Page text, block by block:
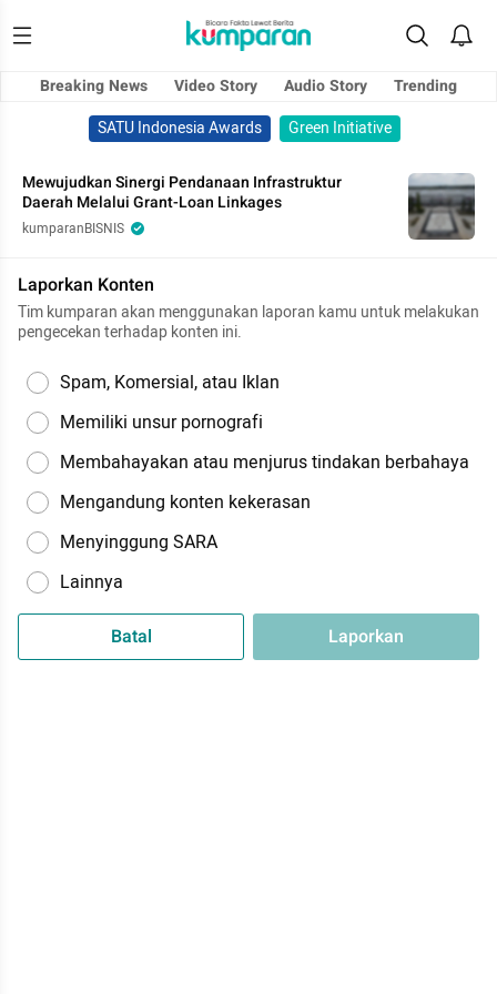
Breaking News Video Story Audio Story
Trending
SATU Indonesia Awards
Green Initiative
Mewujudkan Sinergi Pendanaan Infrastruktur
Daerah Melalui Grant-Loan Linkages
kumparanBISNIS
Laporkan Konten
Tim kumparan akan menggunakan laporan kamu untuk melakukan
pengecekan terhadap konten ini.
Spam, Komersial, atau Iklan
Memiliki unsur pornografi
Membahayakan atau menjurus tindakan berbahaya
Mengandung konten kekerasan
Menyinggung SARA
Lainnya
Batal Laporkan